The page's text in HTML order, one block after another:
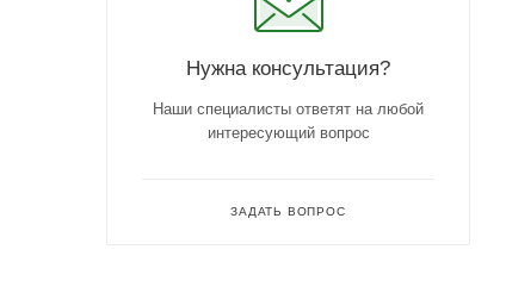
Нужна консультация?
Наши специалисты ответят на любой
интересующий вопрос
ЗАДАТЬ ВОПРОС